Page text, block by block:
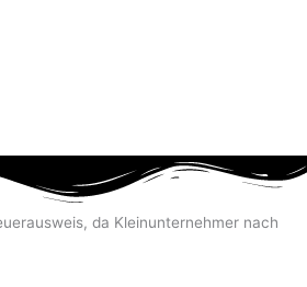
da Kleinunternehmer nach